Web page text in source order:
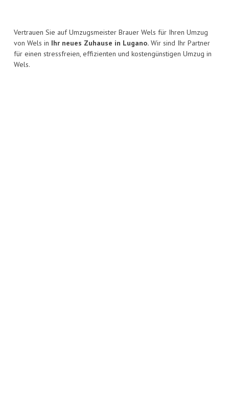
Vertrauen Sie auf Umzugsmeister Brauer Wels für Ihren Umzug
von Wels in Ihr neues Zuhause in Lugano. Wir sind Ihr Partner
für einen stressfreien, effizienten und kostengünstigen Umzug in
Wels.